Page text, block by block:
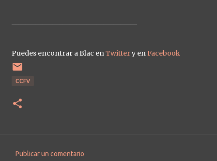
Puedes encontrar a Blac enTwittery enFacebook
CCFV
Publicar un comentario